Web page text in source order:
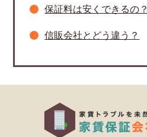
保証料は安くできるの？
信販会社とどう違う？